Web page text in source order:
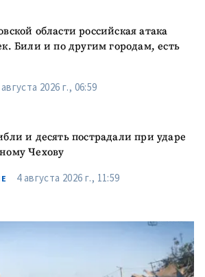
области российская атака
Били и по другим городам, есть
2026 г., 06:59
и десять пострадали при ударе
Чехову
4 августа 2026 г., 11:59
новости
ссылку на
текст